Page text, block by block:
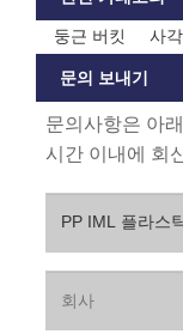
둥근 버킷 사
문의 보내기
문의사항은 아
시간 이내에 회